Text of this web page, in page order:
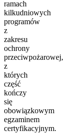
ramach
kilkudniowych
programów
z
zakresu
ochrony
przeciwpożarowej,
z
których
część
kończy
się
obowiązkowym
egzaminem
certyfikacyjnym.